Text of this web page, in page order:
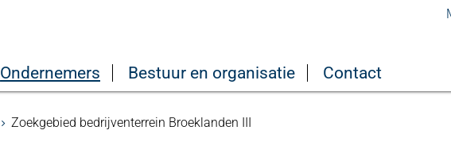
Ondernemers Bestuur en organisatie Contact
Zoekgebied bedrijventerrein Broeklanden III